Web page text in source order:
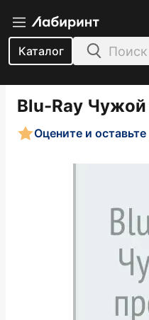
Каталог
Blu-Ray
Оцените и